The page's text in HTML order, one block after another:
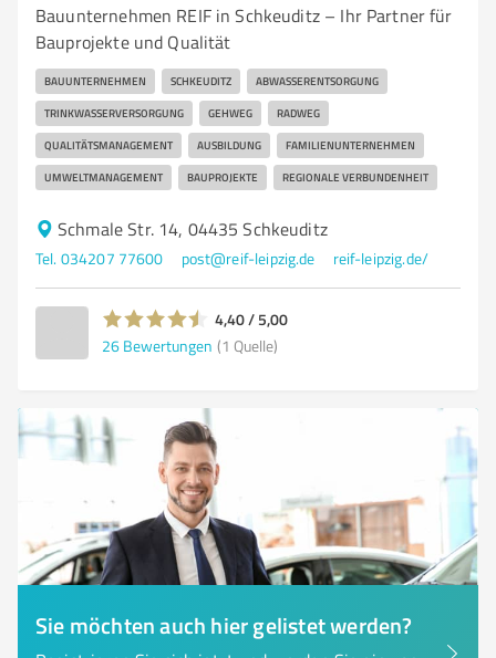
Bauunternehmen REIF in Schkeuditz – Ihr Partner für
Bauprojekte und Qualität
BAUUNTERNEHMEN SCHKEUDITZ ABWASSERENTSORGUNG
TRINKWASSERVERSORGUNG GEHWEG RADWEG
QUALITÄTSMANAGEMENT AUSBILDUNG FAMILIENUNTERNEHMEN
UMWELTMANAGEMENT BAUPROJEKTE REGIONALE VERBUNDENHEIT
Schmale Str. 14, 04435 Schkeuditz
Tel. 034207 77600 post@reif-leipzig.de reif-leipzig.de/
4,40 / 5,00
26 Bewertungen (1 Quelle)
Sie möchten auch hier gelistet werden?